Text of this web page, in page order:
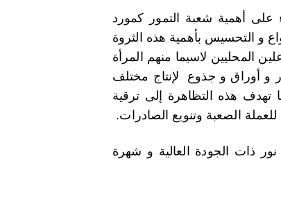
أهمية شعبة التمور كمورد
و التحسيس بأهمية هذه الثروة
المحليين لاسيما منهم المرأة
و أوراق و جذوع
لإنتاج مختلف
تهدف هذه التظاهرة إلى ترقية
الصعبة وتنويع الصادرات.
ذات الجودة العالية و شهرة